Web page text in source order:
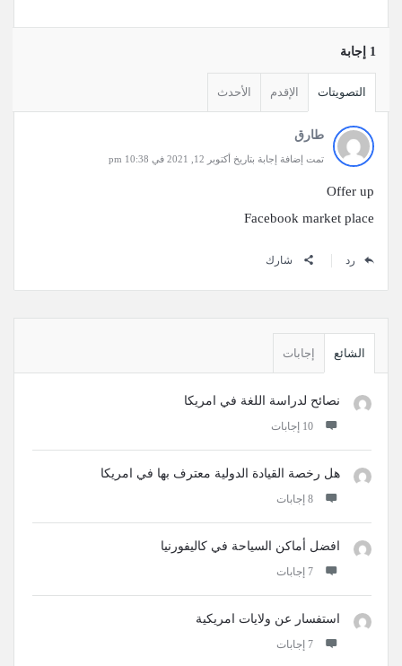
‫1 إجابة
التصويتات الإقدم الأحدث
طارق
تمت إضافة إجابة بتاريخ أكتوبر 12, 2021 في 10:38 pm
Offer up
Facebook market place
رد شارك
الجانبيةالشائع إجابات
نصائح لدراسة اللغة في امريكا
‫10 إجابات
هل رخصة القيادة الدولية معترف بها في امريكا
‫8 إجابات
افضل أماكن السياحة في كاليفورنيا
‫7 إجابات
استفسار عن ولايات امريكية
‫7 إجابات